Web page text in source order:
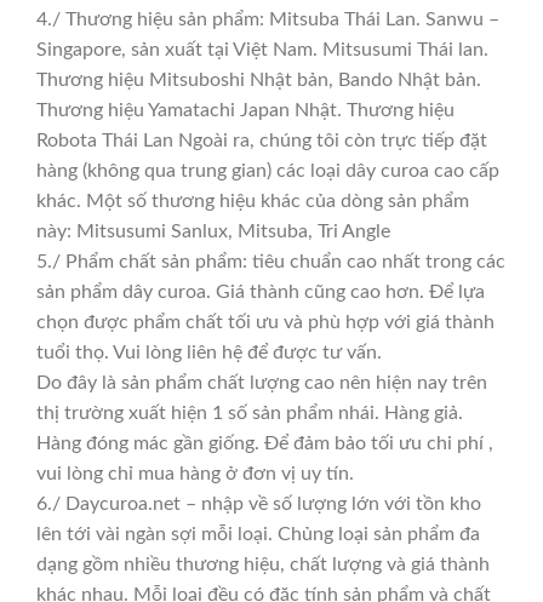
4./ Thương hiệu sản phẩm: Mitsuba Thái Lan. Sanwu –
Singapore, sản xuất tại Việt Nam. Mitsusumi Thái lan.
Thương hiệu Mitsuboshi Nhật bản, Bando Nhật bản.
Thương hiệu Yamatachi Japan Nhật. Thương hiệu
Robota Thái Lan Ngoài ra, chúng tôi còn trực tiếp đặt
hàng (không qua trung gian) các loại dây curoa cao cấp
khác. Một số thương hiệu khác của dòng sản phẩm
này: Mitsusumi Sanlux, Mitsuba, Tri Angle
5./ Phẩm chất sản phẩm: tiêu chuẩn cao nhất trong các
sản phẩm dây curoa. Giá thành cũng cao hơn. Để lựa
chọn được phẩm chất tối ưu và phù hợp với giá thành
tuổi thọ. Vui lòng liên hệ để được tư vấn.
Do đây là sản phẩm chất lượng cao nên hiện nay trên
thị trường xuất hiện 1 số sản phẩm nhái. Hàng giả.
Hàng đóng mác gần giống. Để đảm bảo tối ưu chi phí ,
vui lòng chỉ mua hàng ở đơn vị uy tín.
6./ Daycuroa.net – nhập về số lượng lớn với tồn kho
lên tới vài ngàn sợi mỗi loại. Chủng loại sản phẩm đa
dạng gồm nhiều thương hiệu, chất lượng và giá thành
khác nhau. Mỗi loại đều có đặc tính sản phẩm và chất